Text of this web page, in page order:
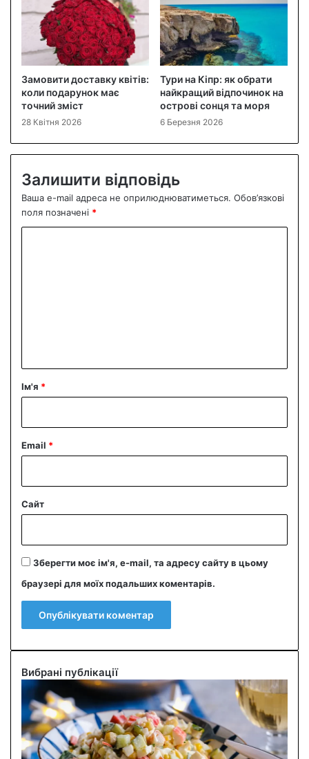
Замовити доставку квітів:
коли подарунок має
точний зміст
28 Квітня 2026
Тури на Кіпр: як обрати
найкращий відпочинок на
острові сонця та моря
6 Березня 2026
Залишити відповідь
Ваша e-mail адреса не оприлюднюватиметься. Обов’язкові
поля позначені *
рІм'я *
Email *
Сайт
Зберегти моє ім'я, e-mail, та адресу сайту в цьому
браузері для моїх подальших коментарів.
Вибрані публікації
С
м
ч
н